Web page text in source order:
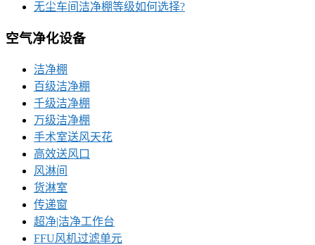
无尘车间洁净棚等级如何选择?
空气净化设备
洁净棚
百级洁净棚
千级洁净棚
万级洁净棚
手术室送风天花
高效送风口
风淋间
货淋室
传递窗
超净|洁净工作台
FFU风机过滤单元